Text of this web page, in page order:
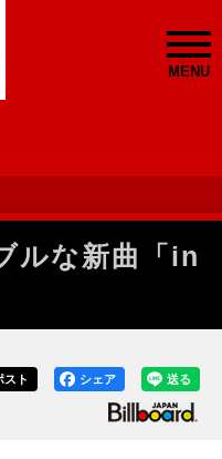
MENU
ルな新曲「in
送る
シェア
スト